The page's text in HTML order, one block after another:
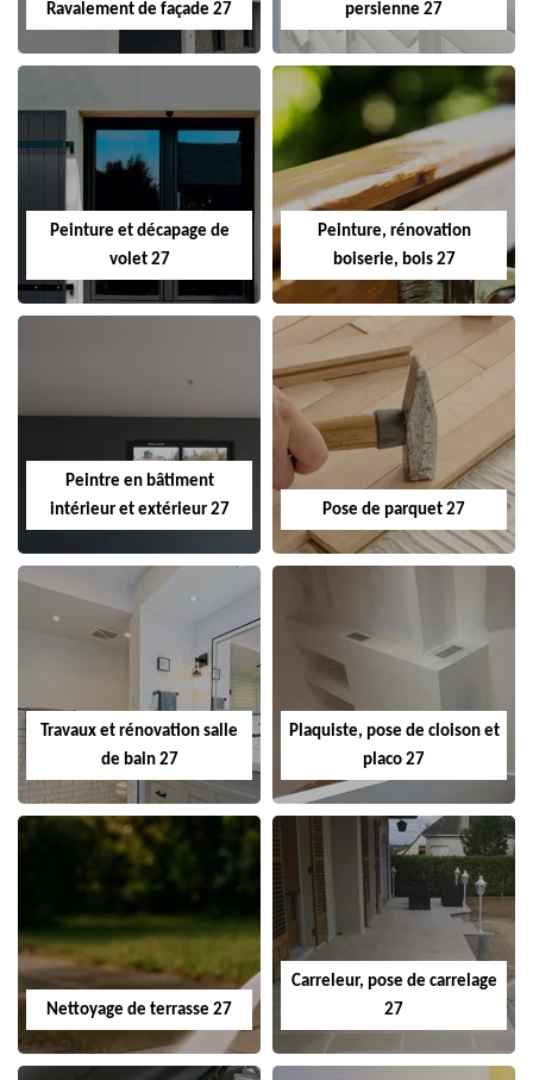
Ravalement de façade 27
persienne 27
Peinture et décapage de
volet 27
Peinture, rénovation
boiserie, bois 27
Peintre en bâtiment
intérieur et extérieur 27
Pose de parquet 27
Travaux et rénovation salle
de bain 27
Plaquiste, pose de cloison et
placo 27
Nettoyage de terrasse 27
Carreleur, pose de carrelage
27